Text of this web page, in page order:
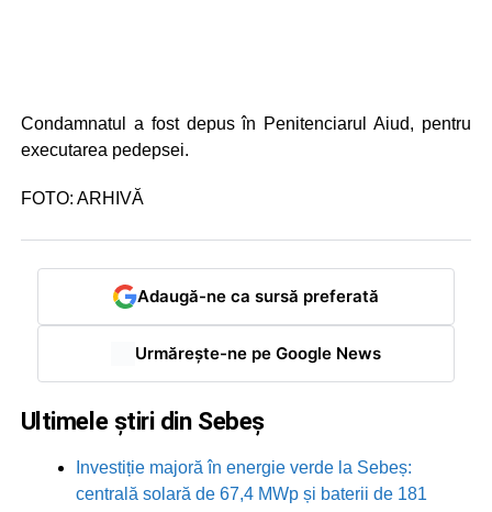
Condamnatul a fost depus în Penitenciarul Aiud, pentru
executarea pedepsei.
FOTO: ARHIVĂ
Adaugă-ne ca sursă preferată
Urmărește-ne pe Google News
Ultimele știri din Sebeș
Investiție majoră în energie verde la Sebeș:
centrală solară de 67,4 MWp și baterii de 181